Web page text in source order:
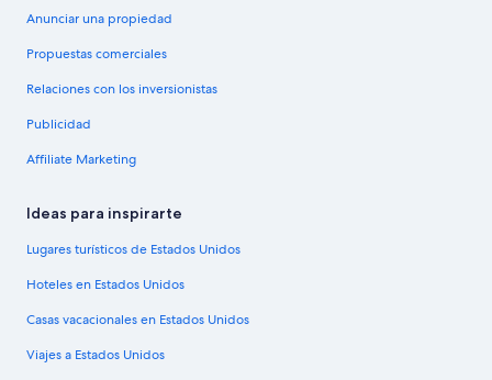
Anunciar una propiedad
Propuestas comerciales
Relaciones con los inversionistas
Publicidad
Affiliate Marketing
Ideas para inspirarte
Lugares turísticos de Estados Unidos
Hoteles en Estados Unidos
Casas vacacionales en Estados Unidos
Viajes a Estados Unidos